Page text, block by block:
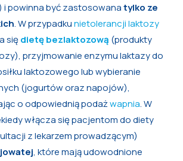
i powinna być zastosowanatylko ze
. W przypadkunietolerancji laktozy
siędietę bezlaktozową (produkty
przyjmowanie enzymu laktazy do
laktozowego lub wybieranie
(jogurtów oraz napojów),
o odpowiednią podażwapnia. W
włącza się pacjentom do diety
z lekarzem prowadzącym)
, które mają udowodnione